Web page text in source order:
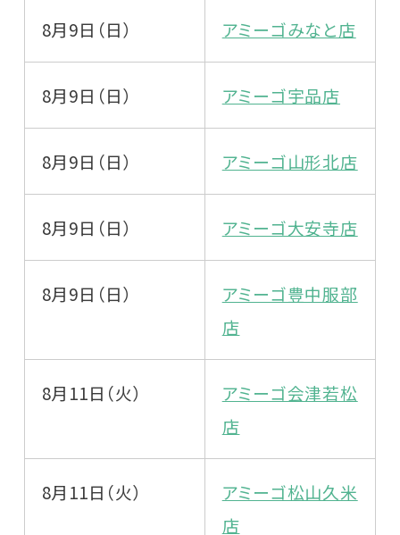
8月9日（日） アミーゴみなと店
8月9日（日） アミーゴ宇品店
8月9日（日） アミーゴ山形北店
8月9日（日） アミーゴ大安寺店
8月9日（日）
アミーゴ豊中服部
店
8月11日（火）
アミーゴ会津若松
店
8月11日（火）
アミーゴ松山久米
店